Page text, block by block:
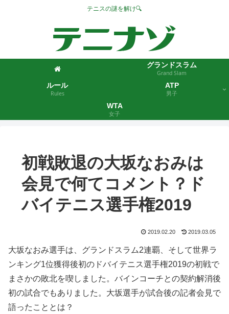
テニスの謎を解け🔍
グランドスラム
Grand Slam
ルール
Rules
ATP
男子
WTA
女子
初戦敗退の大坂なおみは
会見で何てコメント？ド
バイテニス選手権2019
2019.02.20 2019.03.05
大坂なおみ選手は、グランドスラム2連覇、そして世界ラ
ンキング1位獲得後初のドバイテニス選手権2019の初戦で
まさかの敗北を喫しました。バインコーチとの契約解消後
初の試合でもありました。大坂選手が試合後の記者会見で
語ったこととは？